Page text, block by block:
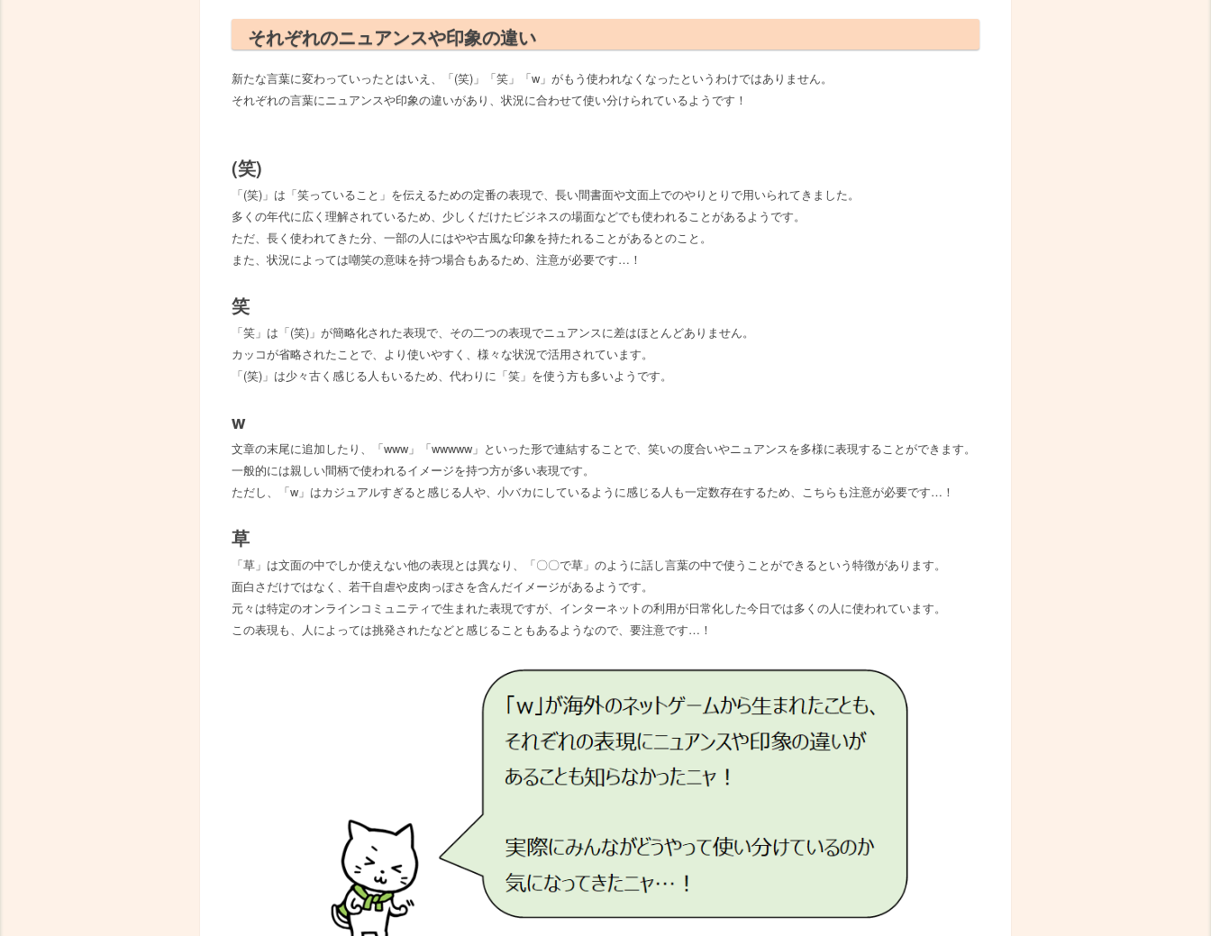
それぞれのニュアンスや印象の違い
新たな言葉に変わっていったとはいえ、「(笑)」「笑」「w」がもう使われなくなったというわけではありません。
それぞれの言葉にニュアンスや印象の違いがあり、状況に合わせて使い分けられているようです！
(笑)
「(笑)」は「笑っていること」を伝えるための定番の表現で、長い間書面や文面上でのやりとりで用いられてきました。
多くの年代に広く理解されているため、少しくだけたビジネスの場面などでも使われることがあるようです。
ただ、長く使われてきた分、一部の人にはやや古風な印象を持たれることがあるとのこと。
また、状況によっては嘲笑の意味を持つ場合もあるため、注意が必要です…！
笑
「笑」は「(笑)」が簡略化された表現で、その二つの表現でニュアンスに差はほとんどありません。
カッコが省略されたことで、より使いやすく、様々な状況で活用されています。
「(笑)」は少々古く感じる人もいるため、代わりに「笑」を使う方も多いようです。
w
文章の末尾に追加したり、「www」「wwwww」といった形で連結することで、笑いの度合いやニュアンスを多様に表現することができます。
一般的には親しい間柄で使われるイメージを持つ方が多い表現です。
ただし、「w」はカジュアルすぎると感じる人や、小バカにしているように感じる人も一定数存在するため、こちらも注意が必要です…！
草
「草」は文面の中でしか使えない他の表現とは異なり、「〇〇で草」のように話し言葉の中で使うことができるという特徴があります。
面白さだけではなく、若干自虐や皮肉っぽさを含んだイメージがあるようです。
元々は特定のオンラインコミュニティで生まれた表現ですが、インターネットの利用が日常化した今日では多くの人に使われています。
この表現も、人によっては挑発されたなどと感じることもあるようなので、要注意です…！